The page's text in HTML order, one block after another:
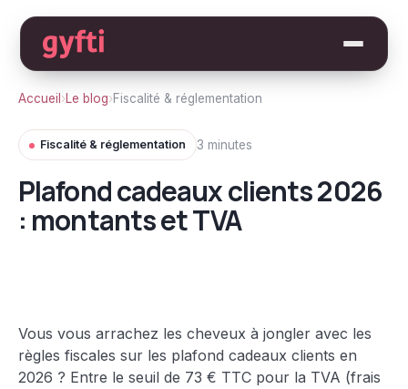
Accueil ›Le blog›Fiscalité & réglementation
Fiscalité & réglementation 3 minutes
Plafond cadeaux clients 2026
: montants et TVA
Vous vous arrachez les cheveux à jongler avec les
règles fiscales sur les plafond cadeaux clients en
2026 ? Entre le seuil de 73 € TTC pour la TVA (frais